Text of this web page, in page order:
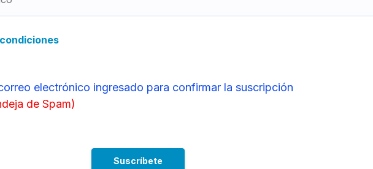
electrónico ingresado para confirmar la suscripción
de Spam)